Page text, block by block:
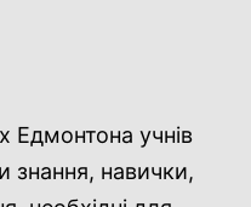
Едмонтона учнів
знання, навички,